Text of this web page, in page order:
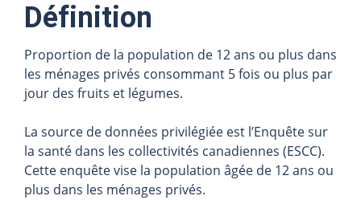
Définition
Proportion de la population de 12 ans ou plus dans
les ménages privés consommant 5 fois ou plus par
jour des fruits et légumes.
La source de données privilégiée est l’Enquête sur
la santé dans les collectivités canadiennes (ESCC).
Cette enquête vise la population âgée de 12 ans ou
plus dans les ménages privés.